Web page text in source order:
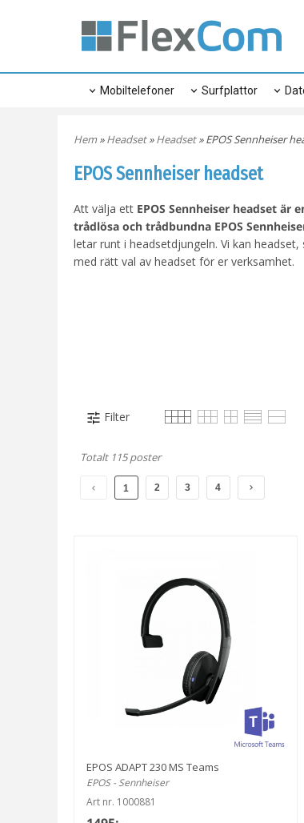
Mobiltelefoner Surfplattor
Hem»Headset»Headset» EPOS Sennheiser
EPOS Sennheiser headset
Att välja ett EPOS Sennheiser headset är
trådlösa och trådbundna EPOS
letar runt i headsetdjungeln. Vi kan
med rätt val av headset för er verksamhet.
Filter
Totalt 115 poster
1 2 3 4
EPOS ADAPT 230 MS Teams
EPOS - Sennheiser
Art nr. 1000881